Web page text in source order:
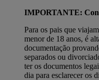
IMPORTANTE:
Para os pais que
menor de 18 anos, é
documentação
separados ou
ter os documentos
dia para esclarecer os